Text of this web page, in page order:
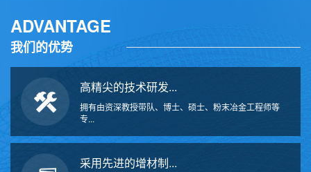
ADVANTAGE
我们的优势
高精尖的技术研发...
拥有由资深教授带队、博士、硕士、粉末冶金工程师等
专...
采用先进的增材制...